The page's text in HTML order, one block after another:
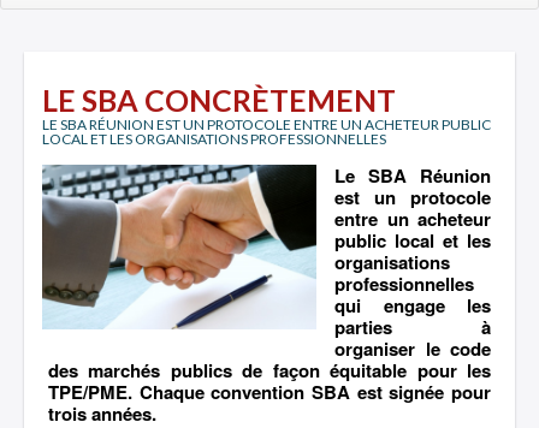
LE SBA CONCRÈTEMENT
LE SBA RÉUNION EST UN PROTOCOLE ENTRE UN ACHETEUR PUBLIC
LOCAL ET LES ORGANISATIONS PROFESSIONNELLES
Le SBA Réunion
est un protocole
entre un acheteur
public local et les
organisations
professionnelles
qui engage les
parties à
organiser le code
des marchés publics de façon équitable pour les
TPE/PME. Chaque convention SBA est signée pour
trois années.